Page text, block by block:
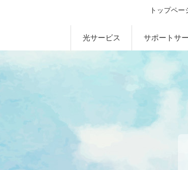
トップペー
光サービス サポートサ